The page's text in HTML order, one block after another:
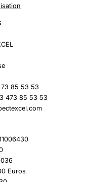
85 53 53
473 85 53 53
Euros